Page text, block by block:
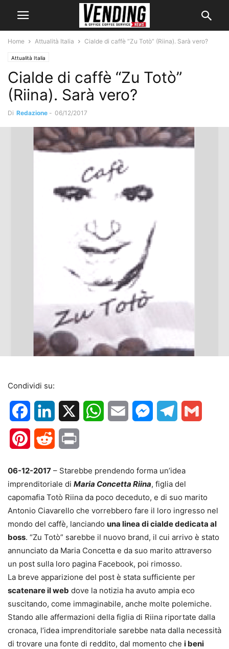
Home Attualità Italia Cialde di caffè “Zu Totò” (Riina). Sarà vero?
Attualità Italia
Cialde di caffè “Zu Totò”
(Riina). Sarà vero?
Di Redazione - 06/12/2017
Condividi su:
FacebookLinkedIn WhatsApp
Email MessengerTelegram
PinterestReddit
06-12-2017 – Starebbe prendendo forma un’idea
imprenditoriale di Maria Concetta Riina, figlia del
capomafia Totò Riina da poco deceduto, e di suo marito
Antonio Ciavarello che vorrebbero fare il loro ingresso nel
mondo del caffè, lanciando una linea di cialde dedicata al
boss. “Zu Totò” sarebbe il nuovo brand, il cui arrivo è stato
annunciato da Maria Concetta e da suo marito attraverso
un post sulla loro pagina Facebook, poi rimosso.
La breve apparizione del post è stata sufficiente per
scatenare il web dove la notizia ha avuto ampia eco
suscitando, come immaginabile, anche molte polemiche.
Stando alle affermazioni della figlia di Riina riportate dalla
cronaca, l’idea imprenditoriale sarebbe nata dalla necessità
di trovare una fonte di reddito, dal momento che i beni